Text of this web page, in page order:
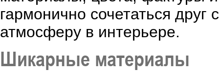
гармонично сочетаться
атмосферу в интерьере.
Шикарные материалы